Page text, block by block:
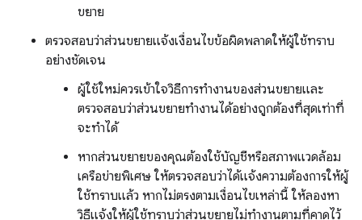
ขยาย
ตรวจสอบว่าส่วนขยายแจ้งเงื่อนไขข้อผิดพลาดให้ผู้ใช้ทราบ
อย่างชัดเจน
ผู้ใช้ใหม่ควรเข้าใจวิธีการทำงานของส่วนขยายและ
ตรวจสอบว่าส่วนขยายทำงานได้อย่างถูกต้องที่สุดเท่าที่
จะทำได้
หากส่วนขยายของคุณต้องใช้บัญชีหรือสภาพแวดล้อม
เครือข่ายพิเศษ ให้ตรวจสอบว่าได้แจ้งความต้องการให้ผู้
ใช้ทราบแล้ว หากไม่ตรงตามเงื่อนไขเหล่านี้ ให้ลองหา
วิธีแจ้งให้ผู้ใช้ทราบว่าส่วนขยายไม่ทำงานตามที่คาดไว้